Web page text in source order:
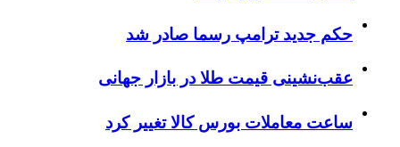
حکم جدید ترامپ رسما صادر شد
عقب‌نشینی قیمت طلا در بازار جهانی
ساعت معاملات بورس کالا تغییر کرد